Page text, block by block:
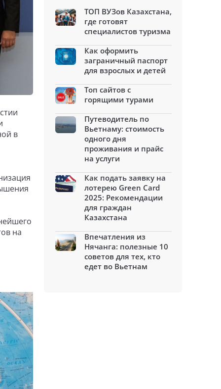
в
на
ТОП ВУЗов Казахстана,
где готовят
специалистов туризма
Как оформить
заграничный паспорт
для взрослых и детей
Топ сайтов с
горящими турами
Путеводитель по
Вьетнаму: стоимость
одного дня
проживания и прайс
на услуги
Как подать заявку на
лотерею Green Card
2025: Рекомендации
для граждан
Казахстана
Впечатления из
Нячанга: полезные 10
советов для тех, кто
едет во Вьетнам